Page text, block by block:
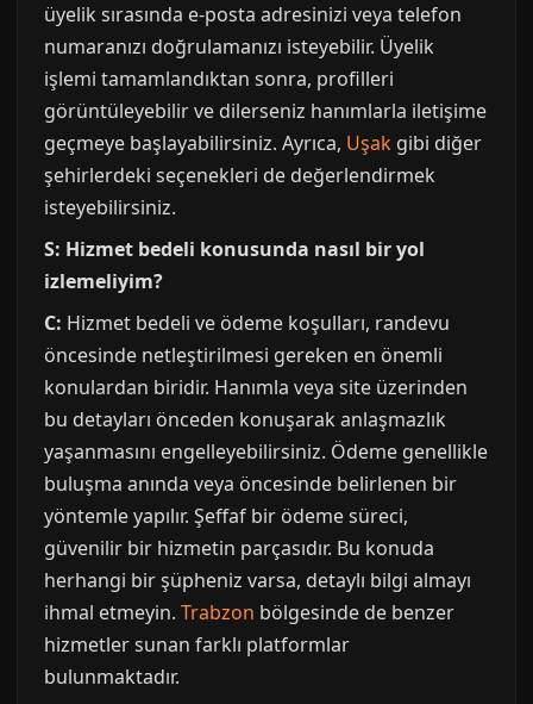
üyelik sırasında e-posta adresinizi veya telefon
numaranızı doğrulamanızı isteyebilir. Üyelik
işlemi tamamlandıktan sonra, profilleri
görüntüleyebilir ve dilerseniz hanımlarla iletişime
geçmeye başlayabilirsiniz. Ayrıca, Uşak gibi diğer
şehirlerdeki seçenekleri de değerlendirmek
isteyebilirsiniz.
S: Hizmet bedeli konusunda nasıl bir yol
izlemeliyim?
C: Hizmet bedeli ve ödeme koşulları, randevu
öncesinde netleştirilmesi gereken en önemli
konulardan biridir. Hanımla veya site üzerinden
bu detayları önceden konuşarak anlaşmazlık
yaşanmasını engelleyebilirsiniz. Ödeme genellikle
buluşma anında veya öncesinde belirlenen bir
yöntemle yapılır. Şeffaf bir ödeme süreci,
güvenilir bir hizmetin parçasıdır. Bu konuda
herhangi bir şüpheniz varsa, detaylı bilgi almayı
ihmal etmeyin. Trabzon bölgesinde de benzer
hizmetler sunan farklı platformlar
bulunmaktadır.